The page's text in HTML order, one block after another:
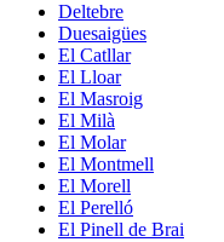
Deltebre
Duesaigües
El Catllar
El Lloar
El Masroig
El Milà
El Molar
El Montmell
El Morell
El Perelló
El Pinell de Brai